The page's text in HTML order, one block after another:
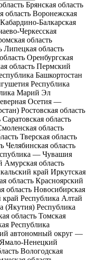
Брянская область
область Воронежская
Кабардино-Балкарская
Черкесская
область
Липецкая область
Оренбургская
область Пермский
Башкортостан
Республика
Марий Эл
Осетия —
Ростовская область
Саратовская область
область
Тверская область
Челябинская область
— Чувашия
Амурская область
край Иркутская
область Красноярский
область Новосибирская
Республика Алтай
(Якутия) Республика
область Томская
Республика
автономный округ —
Ямало-Ненецкий
Вологодская